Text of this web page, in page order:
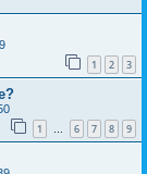
1 2 3
1 6 7 8 9